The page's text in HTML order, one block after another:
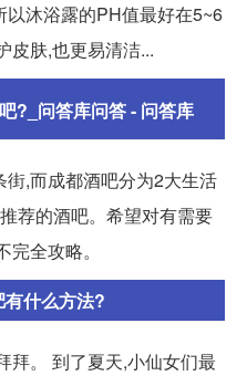
沐浴露的PH值最好在5~6
皮肤,也更易清洁...
?_问答库问答 - 问答库
,而成都酒吧分为2大生活
荐的酒吧。希望对有需要
全攻略。
什么方法?
拜。 到了夏天,小仙女们最